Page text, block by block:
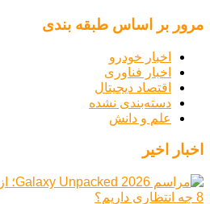
مرور بر اساس طبقه بندی
اخبار خودرو
اخبار فناوری
اقتصاد دیجیتال
دسته‌بندی نشده
علم و دانش
اخبار اخیر